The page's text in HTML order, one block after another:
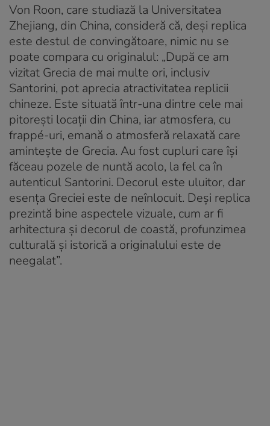
Von Roon, care studiază la Universitatea
Zhejiang, din China, consideră că, deși replica
este destul de convingătoare, nimic nu se
poate compara cu originalul: „După ce am
vizitat Grecia de mai multe ori, inclusiv
Santorini, pot aprecia atractivitatea replicii
chineze. Este situată într-una dintre cele mai
pitorești locații din China, iar atmosfera, cu
frappé-uri, emană o atmosferă relaxată care
amintește de Grecia. Au fost cupluri care își
făceau pozele de nuntă acolo, la fel ca în
autenticul Santorini. Decorul este uluitor, dar
esența Greciei este de neînlocuit. Deși replica
prezintă bine aspectele vizuale, cum ar fi
arhitectura și decorul de coastă, profunzimea
culturală și istorică a originalului este de
neegalat”.